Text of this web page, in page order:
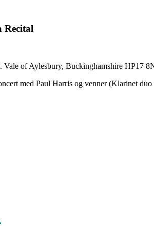
Recital
Vale of Aylesbury, Buckinghamshire HP17
med Paul Harris og venner (Klarinet